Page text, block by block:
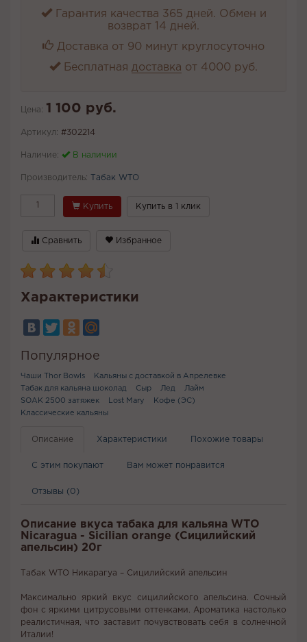
Гарантия качества 365 дней. Обмен и
возврат 14 дней.
Доставка от 90 минут круглосуточно
Бесплатная доставка от 4000 руб.
Цена: 1 100 руб.
Артикул: #302214
Наличие: В наличии
Производитель: Табак WTO
Купить Купить в 1 клик
Сравнить Избранное
Характеристики
Популярное
Чаши Thor Bowls
Кальяны с доставкой в Апрелевке
Табак для кальяна шоколад
Сыр Лед
Лайм
SOAK 2500 затяжек
Lost Mary
Кофе (ЭС)
Классические кальяны
Описание Характеристики Похожие товары
С этим покупают Вам может понравится
Отзывы (0)
Описание вкуса табака для кальяна WTO
Nicaragua - Sicilian orange (Сицилийский
апельсин) 20г
Табак WTO Никарагуа – Сицилийский апельсин
Максимально яркий вкус сицилийского апельсина. Сочный
фон с яркими цитрусовыми оттенками. Ароматика настолько
реалистичная, что заставит почувствовать себя в солнечной
Италии!